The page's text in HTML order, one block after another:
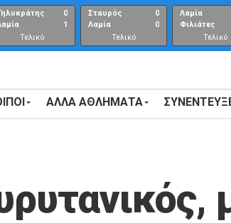
0
1
Τελικό
αποτέλεσμα
Σταυρός
Λαμία
0
0
Τελικό
αποτέλεσμα
Λαμία
Φιλιάτες
Τελικό
ΑΛΛΑ ΑΘΛΗΜΑΤΑ